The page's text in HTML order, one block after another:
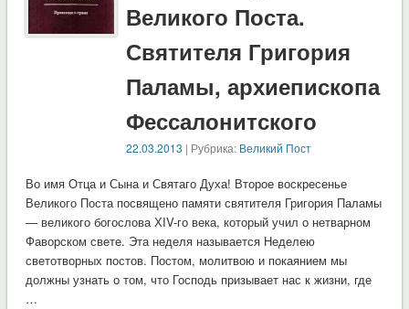
Великого Поста.
Святителя Григория
Паламы, архиепископа
Фессалонитского
22.03.2013 | Рубрика: Великий Пост
Во имя Отца и Сына и Святаго Духа! Второе воскресенье
Великого Поста посвящено памяти святителя Григория Паламы
— великого богослова ХIV-го века, который учил о нетварном
Фаворском свете. Эта неделя называется Неделею
светотворных постов. Постом, молитвою и покаянием мы
должны узнать о том, что Господь призывает нас к жизни, где
…